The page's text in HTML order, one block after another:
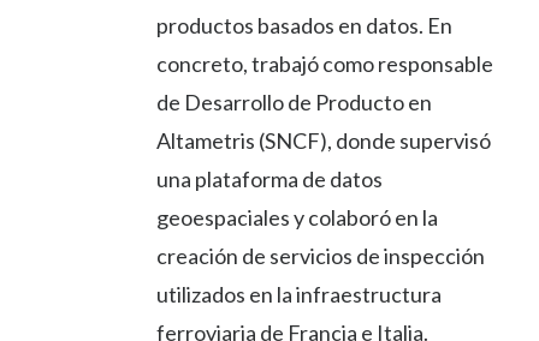
productos basados en datos. En
concreto, trabajó como responsable
de Desarrollo de Producto en
Altametris (SNCF), donde supervisó
una plataforma de datos
geoespaciales y colaboró en la
creación de servicios de inspección
utilizados en la infraestructura
ferroviaria de Francia e Italia.